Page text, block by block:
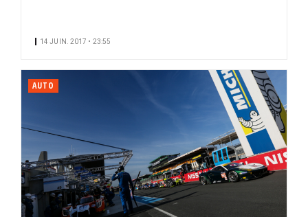
14 JUIN. 2017 • 23:55
AUTO